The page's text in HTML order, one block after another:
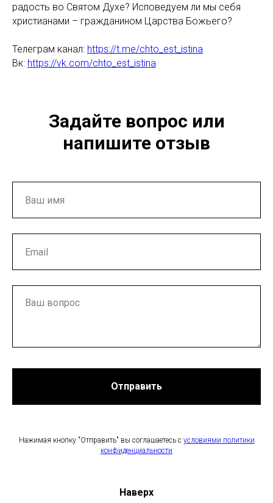
радость во Святом Духе? Исповедуем ли мы себя
христианами – гражданином Царства Божьего?
Телеграм канал: https://t.me/chto_est_istina
Вк: https://vk.com/chto_est_istina
Задайте вопрос или
напишите отзыв
Отправить
Нажимая кнопку "Отправить" вы соглашаетесь с условиями политики
конфиденциальности
Наверх